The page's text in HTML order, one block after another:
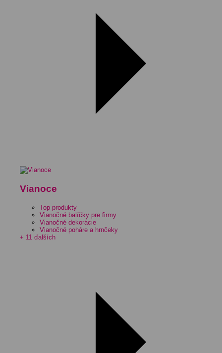
Vianoce
Top produkty
Vianočné balíčky pre firmy
Vianočné dekorácie
Vianočné poháre a hrnčeky
+ 11 ďalších